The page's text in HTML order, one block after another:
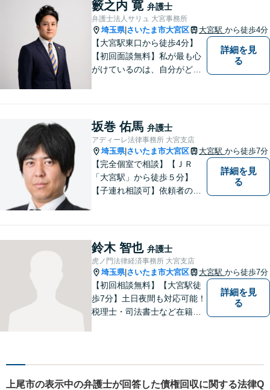
籔之内 寛 弁護士
弁護士法人サリュ 大宮事務所
埼玉県| さいたま市大宮区 大宮駅 から徒歩4分
【大宮駅東口から徒歩4分】
【初回面談無料】私が最も心
がけているのは、自分がどん
れた方たちにとって最もいい
筋道を示していきたいです。
我々とともに解決していきま
しょう。
詳細を見
る
坂巻 佑馬 弁護士
アディーレ法律事務所 大宮支店
埼玉県| さいたま市大宮区 大宮駅 から徒歩7分
【完全個室で相談】【ＪＲ
「大宮駅」から徒歩５分】
【子連れ相談可】依頼者の方
力いたします。お気軽にご相
談ください！
詳細を見
る
鈴木 智也 弁護士
虎ノ門法律経済事務所 大宮支店
埼玉県| さいたま市大宮区 大宮駅 から徒歩7分
【初回相談無料】【大宮駅徒
歩7分】土日夜間も対応可能！
税理士・司法書士など在籍で
す。まずはご相談をお聞かせ
ください。
詳細を見
る
上尾市の表示中の弁護士が回答した債権回収に関する法律Q